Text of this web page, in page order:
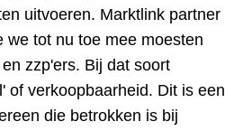
uitvoeren. Marktlink partner
we tot nu toe mee moesten
zzp'ers. Bij dat soort
of verkoopbaarheid. Dit is een
die betrokken is bij